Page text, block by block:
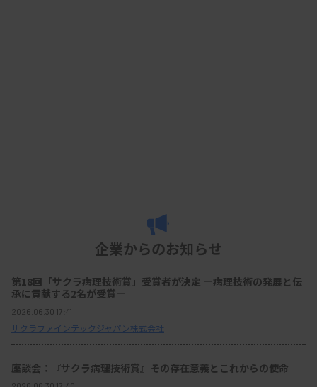
企業からのお知らせ
第18回「サクラ病理技術賞」受賞者が決定 ―病理技術の発展と伝
承に貢献する2名が受賞―
2026.06.30 17:41
サクラファインテックジャパン株式会社
座談会：『サクラ病理技術賞』その存在意義とこれからの使命